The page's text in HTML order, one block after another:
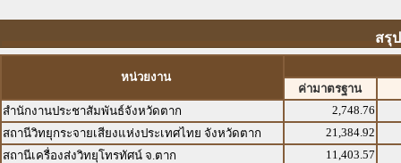
สรุ
หน่วยงาน
ค่ามาตรฐาน
สำนักงานประชาสัมพันธ์จังหวัดตาก
2,748.76
สถานีวิทยุกระจายเสียงแห่งประเทศไทย จังหวัดตาก
21,384.92
สถานีเครื่องส่งวิทยุโทรทัศน์ จ.ตาก
11,403.57